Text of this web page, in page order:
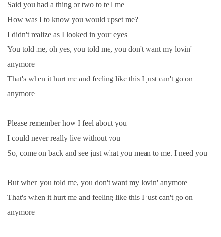
Said you had a thing or two to tell me
How was I to know you would upset me?
I didn't realize as I looked in your eyes
You told me, oh yes, you told me, you don't want my lovin'
anymore
That's when it hurt me and feeling like this I just can't go on
anymore
Please remember how I feel about you
I could never really live without you
So, come on back and see just what you mean to me. I need you
But when you told me, you don't want my lovin' anymore
That's when it hurt me and feeling like this I just can't go on
anymore